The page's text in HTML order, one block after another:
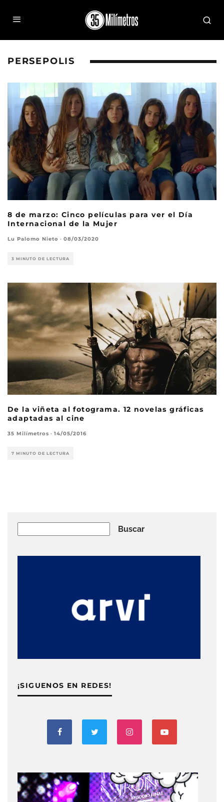
PERSEPOLIS
8 de marzo: Cinco películas para ver el Día
Internacional de la Mujer
Lu Palomo Nieto · 08/03/2020
3 MINUTO DE LECTURA
De la viñeta al fotograma. 12 novelas gráficas
adaptadas al cine
35 Milímetros · 14/05/2016
7 MINUTO DE LECTURA
Buscar
¡SIGUENOS EN REDES!